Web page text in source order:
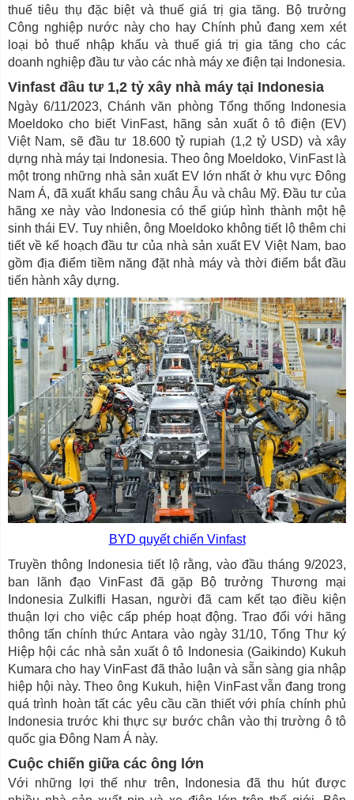
thuế tiêu thụ đặc biệt và thuế giá trị gia tăng. Bộ trưởng
Công nghiệp nước này cho hay Chính phủ đang xem xét
loại bỏ thuế nhập khẩu và thuế giá trị gia tăng cho các
doanh nghiệp đầu tư vào các nhà máy xe điện tại Indonesia.
Vinfast đầu tư 1,2 tỷ xây nhà máy tại Indonesia
Ngày 6/11/2023, Chánh văn phòng Tổng thống Indonesia
Moeldoko cho biết VinFast, hãng sản xuất ô tô điện (EV)
Việt Nam, sẽ đầu tư 18.600 tỷ rupiah (1,2 tỷ USD) và xây
dựng nhà máy tại Indonesia. Theo ông Moeldoko, VinFast là
một trong những nhà sản xuất EV lớn nhất ở khu vực Đông
Nam Á, đã xuất khẩu sang châu Âu và châu Mỹ. Đầu tư của
hãng xe này vào Indonesia có thể giúp hình thành một hệ
sinh thái EV. Tuy nhiên, ông Moeldoko không tiết lộ thêm chi
tiết về kế hoạch đầu tư của nhà sản xuất EV Việt Nam, bao
gồm địa điểm tiềm năng đặt nhà máy và thời điểm bắt đầu
tiến hành xây dựng.
BYD quyết chiến Vinfast
Truyền thông Indonesia tiết lộ rằng, vào đầu tháng 9/2023,
ban lãnh đạo VinFast đã gặp Bộ trưởng Thương mại
Indonesia Zulkifli Hasan, người đã cam kết tạo điều kiện
thuận lợi cho việc cấp phép hoạt động. Trao đổi với hãng
thông tấn chính thức Antara vào ngày 31/10, Tổng Thư ký
Hiệp hội các nhà sản xuất ô tô Indonesia (Gaikindo) Kukuh
Kumara cho hay VinFast đã thảo luận và sẵn sàng gia nhập
hiệp hội này. Theo ông Kukuh, hiện VinFast vẫn đang trong
quá trình hoàn tất các yêu cầu cần thiết với phía chính phủ
Indonesia trước khi thực sự bước chân vào thị trường ô tô
quốc gia Đông Nam Á này.
Cuộc chiến giữa các ông lớn
Với những lợi thế như trên, Indonesia đã thu hút được